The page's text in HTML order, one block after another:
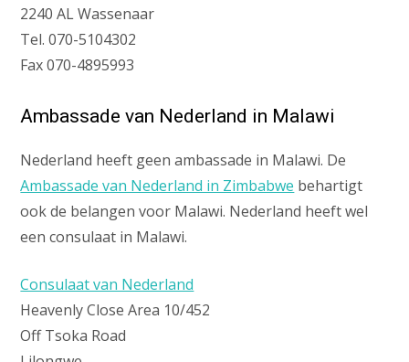
2240 AL Wassenaar
Tel. 070-5104302
Fax 070-4895993
Ambassade van Nederland in Malawi
Nederland heeft geen ambassade in Malawi. De
Ambassade van Nederland in Zimbabwe behartigt
ook de belangen voor Malawi. Nederland heeft wel
een consulaat in Malawi.
Consulaat van Nederland
Heavenly Close Area 10/452
Off Tsoka Road